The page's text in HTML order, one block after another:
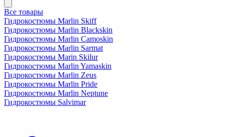
Все товары
Гидрокостюмы Marlin Skiff
Гидрокостюмы Marlin Blackskin
Гидрокостюмы Marlin Camoskin
Гидрокостюмы Marlin Sarmat
Гидрокостюмы Marin Skilur
Гидрокостюмы Marlin Yamaskin
Гидрокостюмы Marlin Zeus
Гидрокостюмы Marlin Pride
Гидрокостюмы Marlin Neptune
Гидрокостюмы Salvimar